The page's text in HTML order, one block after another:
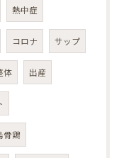
熱中症
コロナ サップ
体 出産
骨鶏